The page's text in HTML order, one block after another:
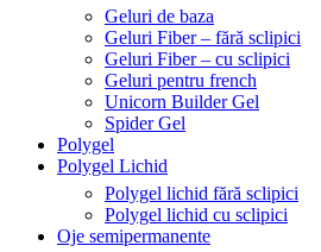
Geluri de baza
Geluri Fiber – fără sclipici
Geluri Fiber – cu sclipici
Geluri pentru french
Unicorn Builder Gel
Spider Gel
Polygel
Polygel Lichid
Polygel lichid fără sclipici
Polygel lichid cu sclipici
Oje semipermanente